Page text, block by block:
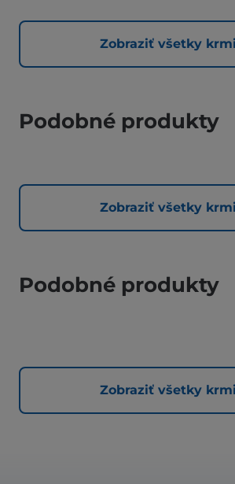
Zobraziť všetky
Podobné produkty
Zobraziť všetky
Podobné produkty
Zobraziť všetky